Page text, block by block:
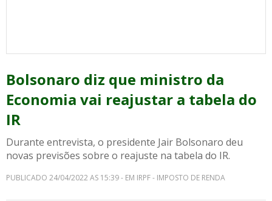
Bolsonaro diz que ministro da
Economia vai reajustar a tabela do
IR
Durante entrevista, o presidente Jair Bolsonaro deu
novas previsões sobre o reajuste na tabela do IR.
PUBLICADO 24/04/2022 AS 15:39 - EM IRPF - IMPOSTO DE RENDA